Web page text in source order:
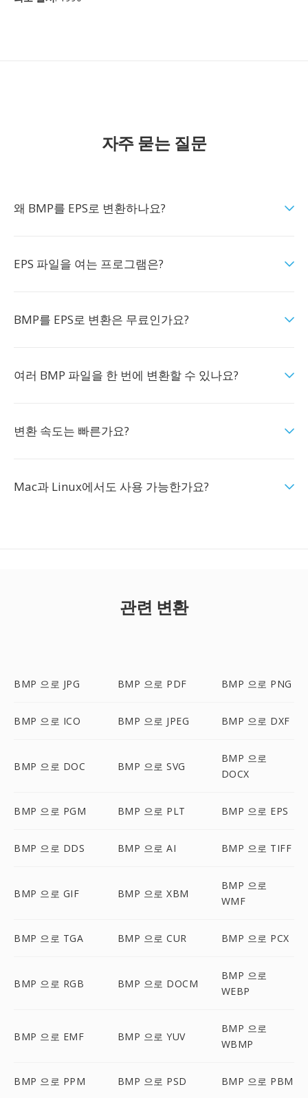
자주 묻는 질문
왜 BMP를 EPS로 변환하나요?
EPS 파일을 여는 프로그램은?
BMP를 EPS로 변환은 무료인가요?
여러 BMP 파일을 한 번에 변환할 수 있나요?
변환 속도는 빠른가요?
Mac과 Linux에서도 사용 가능한가요?
관련 변환
BMP 으로 JPG BMP 으로 PDF BMP 으로 PNG
BMP 으로 ICO BMP 으로 JPEG BMP 으로 DXF
BMP 으로 DOC BMP 으로 SVG
BMP 으로
DOCX
BMP 으로 PGM BMP 으로 PLT BMP 으로 EPS
BMP 으로 DDS BMP 으로 AI BMP 으로 TIFF
BMP 으로 GIF BMP 으로 XBM
BMP 으로
WMF
BMP 으로 TGA BMP 으로 CUR BMP 으로 PCX
BMP 으로 RGB BMP 으로 DOCM
BMP 으로
WEBP
BMP 으로 EMF BMP 으로 YUV
BMP 으로
WBMP
BMP 으로 PPM BMP 으로 PSD BMP 으로 PBM